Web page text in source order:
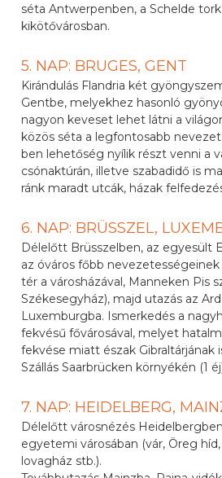
séta Antwerpenben, a Schelde
kikötővárosban.
5. NAP: BRUGES, GENT
Kirándulás Flandria két
Gentbe, melyekhez hasonló
nagyon keveset lehet látni a
közös séta a legfontosabb
ben lehetőség nyílik részt venni a
csónaktúrán, illetve szabadidő is
ránk maradt utcák, házak
6. NAP: BRÜSSZEL,
Délelőtt Brüsszelben, az egyesült
az óváros főbb
tér a városházával, Manneken Pis
Székesegyház), majd utazás az
Luxemburgba. Ismerkedés a
fekvésű fővárosával, melyet
fekvése miatt észak Gibraltárjának
Szállás Saarbrücken környékén (1
7. NAP: HEIDELBERG,
Délelőtt városnézés
egyetemi városában (vár, Öreg
lovagház stb.).